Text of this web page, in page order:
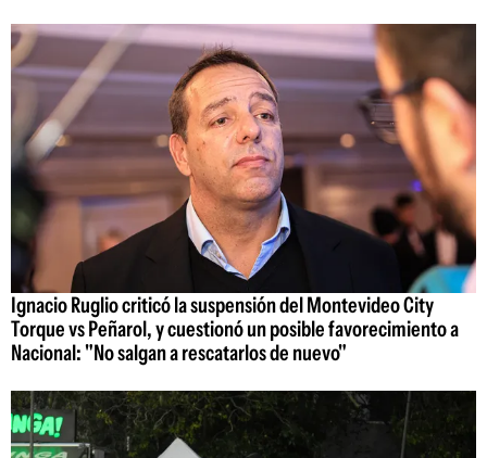
Ignacio Ruglio criticó la suspensión del Montevideo City
Torque vs Peñarol, y cuestionó un posible favorecimiento a
Nacional: "No salgan a rescatarlos de nuevo"